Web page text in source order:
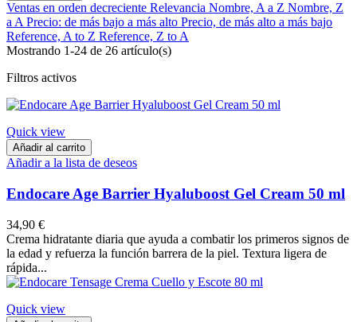
Ventas en orden decreciente Relevancia Nombre, A a Z Nombre, Z
a A Precio: de más bajo a más alto Precio, de más alto a más bajo
Reference, A to Z Reference, Z to A
Mostrando 1-24 de 26 artículo(s)
Filtros activos
Quick view
Añadir al carrito
Añadir a la lista de deseos
Endocare Age Barrier Hyaluboost Gel Cream 50 ml
34,90 €
Crema hidratante diaria que ayuda a combatir los primeros signos de
la edad y refuerza la función barrera de la piel. Textura ligera de
rápida...
Quick view